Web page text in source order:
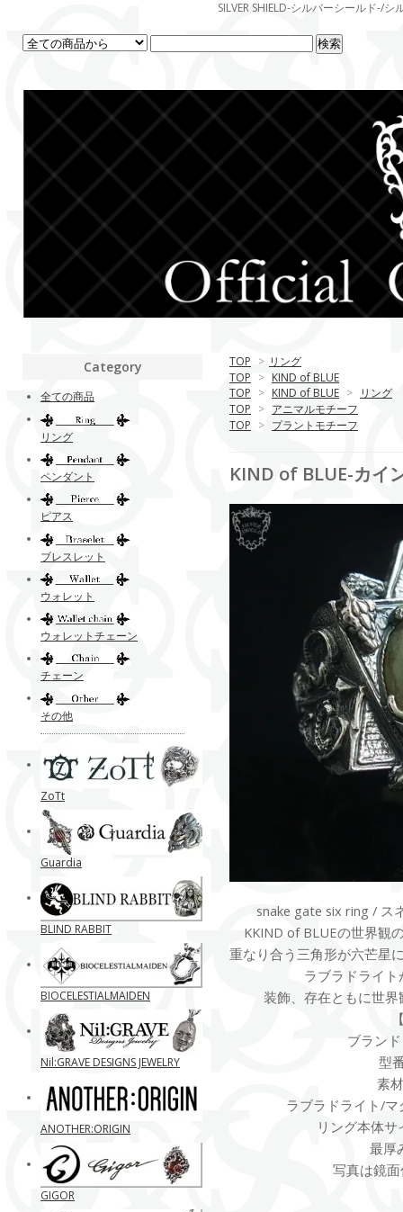
SILVER SHIELD-シルバーシールド-/
TOP > リング
TOP > KIND of BLUE
TOP > KIND of BLUE > リング
TOP > アニマルモチーフ
TOP > プラントモチーフ
KIND of BLUE-カイ
snake gate six ring / ス
KKIND of BLUEの世界観
重なり合う三角形が六芒星
ラブラドライ
装飾、存在ともに世
ブラン
型
素
ラブラドライト/
リング本体
最厚
写真は鏡面
Category
全ての商品
リング
ペンダント
ピアス
ブレスレット
ウォレット
ウォレットチェーン
チェーン
その他
ZoTt
Guardia
BLIND RABBIT
BIOCELESTIALMAIDEN
Nil:GRAVE DESIGNS JEWELRY
ANOTHER:ORIGIN
GIGOR